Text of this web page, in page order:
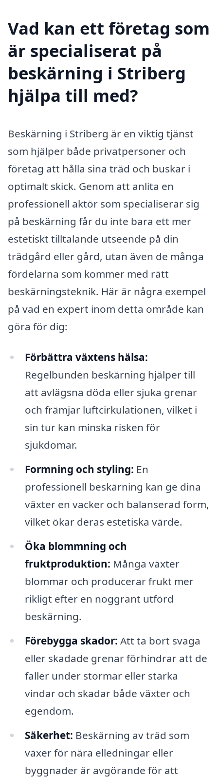
Vad kan ett företag som
är specialiserat på
beskärning i Striberg
hjälpa till med?
Beskärning i Striberg är en viktig tjänst
som hjälper både privatpersoner och
företag att hålla sina träd och buskar i
optimalt skick. Genom att anlita en
professionell aktör som specialiserar sig
på beskärning får du inte bara ett mer
estetiskt tilltalande utseende på din
trädgård eller gård, utan även de många
fördelarna som kommer med rätt
beskärningsteknik. Här är några exempel
på vad en expert inom detta område kan
göra för dig:
Förbättra växtens hälsa:
Regelbunden beskärning hjälper till
att avlägsna döda eller sjuka grenar
och främjar luftcirkulationen, vilket i
sin tur kan minska risken för
sjukdomar.
Formning och styling: En
professionell beskärning kan ge dina
växter en vacker och balanserad form,
vilket ökar deras estetiska värde.
Öka blommning och
fruktproduktion: Många växter
blommar och producerar frukt mer
rikligt efter en noggrant utförd
beskärning.
Förebygga skador: Att ta bort svaga
eller skadade grenar förhindrar att de
faller under stormar eller starka
vindar och skadar både växter och
egendom.
Säkerhet: Beskärning av träd som
växer för nära elledningar eller
byggnader är avgörande för att